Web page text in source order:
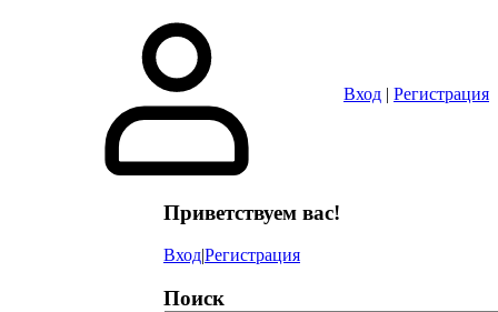
Вход | Регистрация
Приветствуем вас!
Вход|Регистрация
Поиск